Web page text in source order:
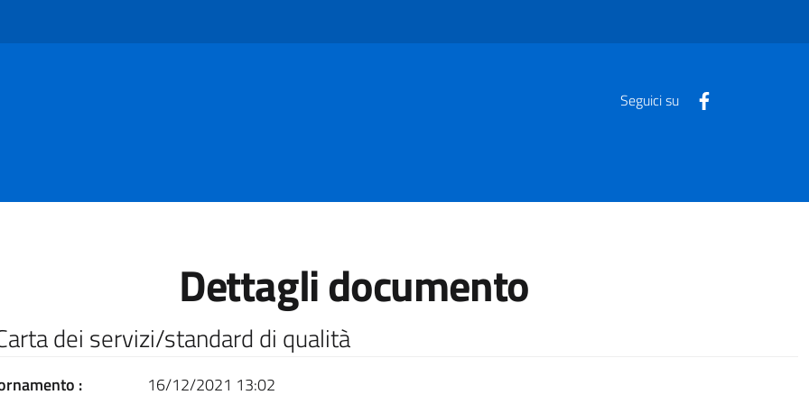
Seguici su
Dettagli documento
dei servizi/standard di qualità
:
16/12/2021 13:02